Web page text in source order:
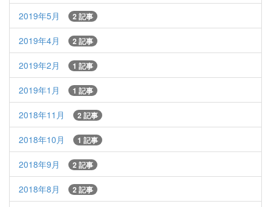
2019年5月 2 記事
2019年4月 2 記事
2019年2月 1 記事
2019年1月 1 記事
2018年11月 2 記事
2018年10月 1 記事
2018年9月 2 記事
2018年8月 2 記事